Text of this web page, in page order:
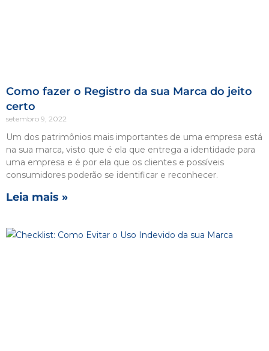
Como fazer o Registro da sua Marca do jeito
certo
setembro 9, 2022
Um dos patrimônios mais importantes de uma empresa está
na sua marca, visto que é ela que entrega a identidade para
uma empresa e é por ela que os clientes e possíveis
consumidores poderão se identificar e reconhecer.
Leia mais »